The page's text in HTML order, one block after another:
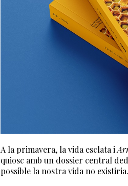
A la primavera, la vida esclata i
quiosc amb un dossier central
possible la nostra vida no existiria.